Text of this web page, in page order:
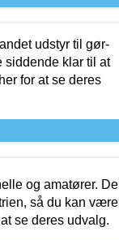
udstyr til gør-
siddende klar til at
for at se deres
og amatører. De
så du kan være
se deres udvalg.